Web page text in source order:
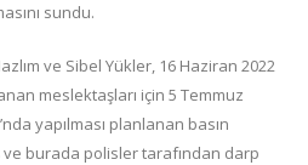
sundu.
ve Sibel Yükler, 16 Haziran 2022
meslektaşları için 5 Temmuz
yapılması planlanan basın
ve burada polisler tarafından darp